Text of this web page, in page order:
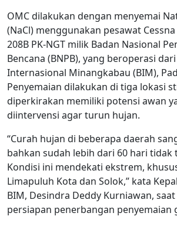
OMC dilakukan dengan menyemai
(NaCl) menggunakan pesawat
208B PK-NGT milik Badan Nasional
Bencana (BNPB), yang beroperasi
Internasional Minangkabau (BIM),
Penyemaian dilakukan di tiga lokasi
diperkirakan memiliki potensi awan
diintervensi agar turun hujan.
“Curah hujan di beberapa daerah
bahkan sudah lebih dari 60 hari tidak
Kondisi ini mendekati ekstrem,
Limapuluh Kota dan Solok,” kata
BIM, Desindra Deddy Kurniawan,
persiapan penerbangan penyemaian